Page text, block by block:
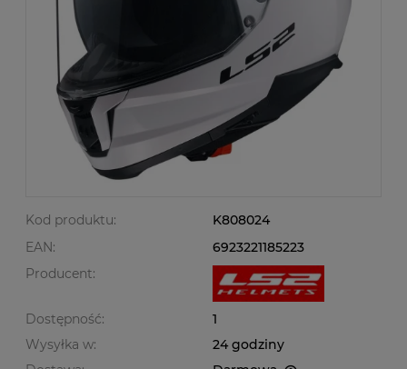
Kod produktu:
K808024
EAN:
6923221185223
Producent:
Dostępność:
1
Wysyłka w:
24 godziny